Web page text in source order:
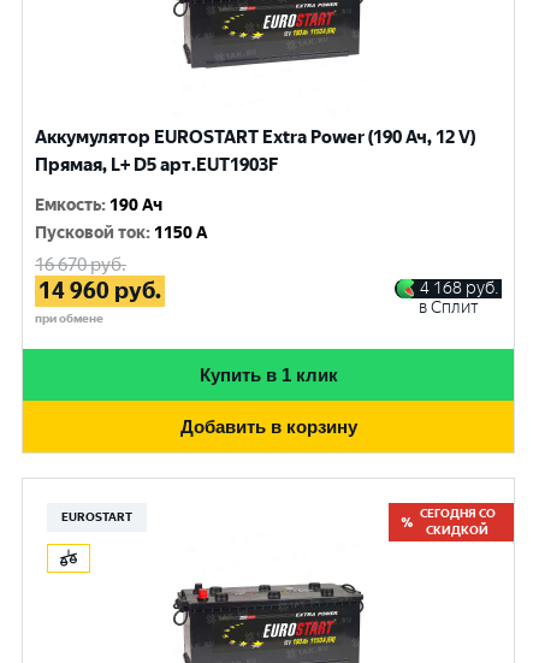
Аккумулятор EUROSTART Extra Power (190 Ач, 12 V)
Прямая, L+ D5 арт.EUT1903F
Емкость: 190 Ач
Пусковой ток: 1150 A
16 670руб.
14 960 руб.
при обмене
4 168 руб.
в Сплит
Купить в 1 клик
Добавить в корзину
EUROSTART
СЕГОДНЯ СО
СКИДКОЙ